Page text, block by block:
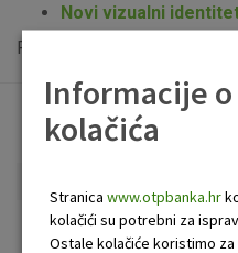
Novi vizualni
Popis uplatno-isplatnih
Lista poslovnica i
Bankomat
Informacije
kolačića
Stranica www.otpbanka.hr
kolačići su potrebni za
Ostale kolačiće koristimo